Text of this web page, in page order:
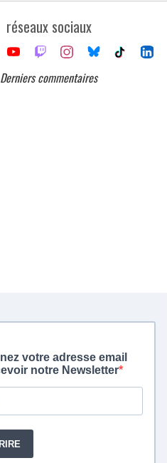
réseaux sociaux
Derniers commentaires